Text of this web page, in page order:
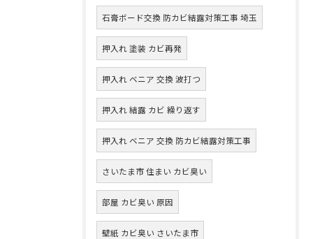
石膏ボード交換 防カビ結露対策工事 埼玉
押入れ 塗装 カビ再発
押入れ ベニア 交換 波打つ
押入れ 結露 カビ 繰り返す
押入れ ベニア 交換 防カビ結露対策工事
さいたま市 住まい カビ臭い
部屋 カビ臭い 原因
壁紙 カビ臭い さいたま市